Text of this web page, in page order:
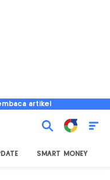
artikel
SMART MONEY